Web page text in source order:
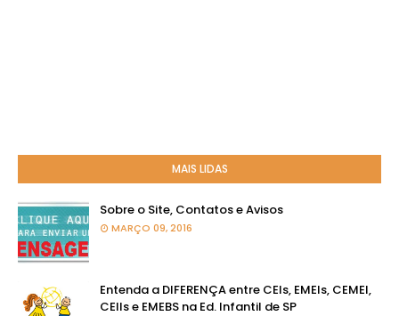
MAIS LIDAS
Sobre o Site, Contatos e Avisos
MARÇO 09, 2016
Entenda a DIFERENÇA entre CEIs, EMEIs, CEMEI,
CEIIs e EMEBS na Ed. Infantil de SP